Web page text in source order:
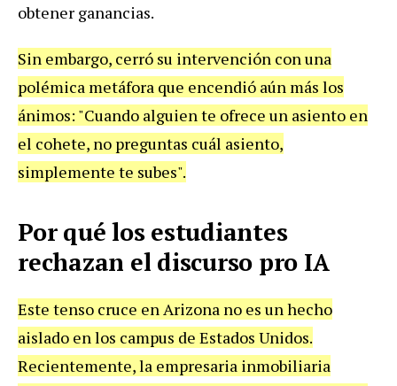
obtener ganancias.
Sin embargo, cerró su intervención con una
polémica metáfora que encendió aún más los
ánimos: "Cuando alguien te ofrece un asiento en
el cohete, no preguntas cuál asiento,
simplemente te subes".
Por qué los estudiantes
rechazan el discurso pro IA
Este tenso cruce en Arizona no es un hecho
aislado en los campus de Estados Unidos.
Recientemente, la empresaria inmobiliaria